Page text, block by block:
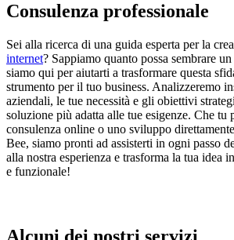
Consulenza professionale
Sei alla ricerca di una guida esperta per la
internet? Sappiamo quanto possa sembrare
siamo qui per aiutarti a trasformare questa
strumento per il tuo business. Analizzeremo
aziendali, le tue necessità e gli obiettivi
soluzione più adatta alle tue esigenze. Che tu
consulenza online o uno sviluppo
Bee, siamo pronti ad assisterti in ogni passo
alla nostra esperienza e trasforma la tua idea
e funzionale!